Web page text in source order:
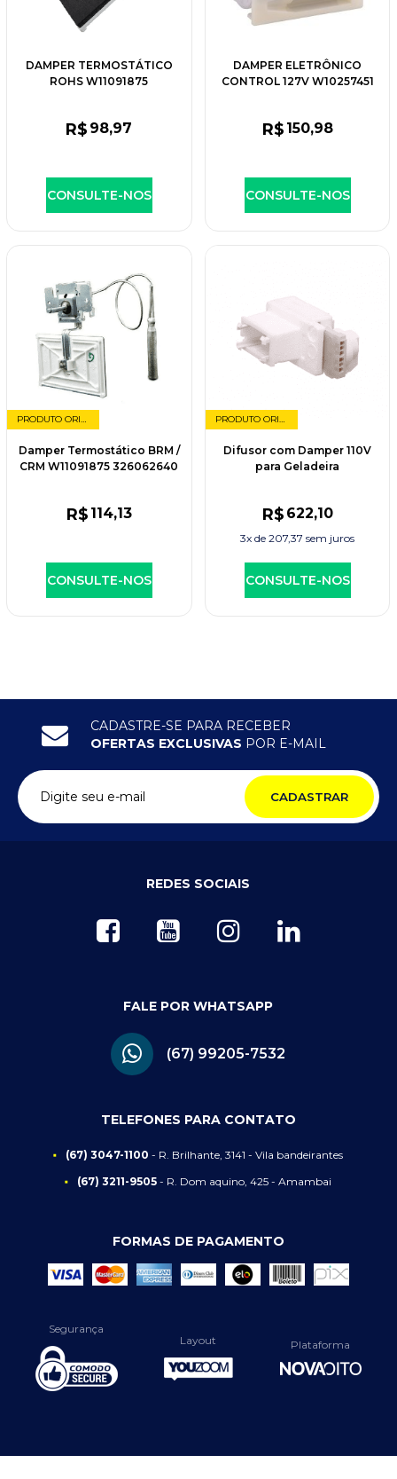
DAMPER TERMOSTÁTICO
ROHS W11091875
R$ 98,97
CONSULTE-NOS
DAMPER ELETRÔNICO
CONTROL 127V W10257451
R$ 150,98
CONSULTE-NOS
PRODUTO ORIGINAL
Damper Termostático BRM /
CRM W11091875 326062640
R$ 114,13
CONSULTE-NOS
PRODUTO ORIGINAL
Difusor com Damper 110V
para Geladeira
R$ 622,10
3x de207,37 sem juros
CONSULTE-NOS
CADASTRE-SE PARA RECEBER
OFERTAS EXCLUSIVAS POR E-MAIL
CADASTRAR
REDES SOCIAIS
FALE POR WHATSAPP
(67) 99205-7532
TELEFONES PARA CONTATO
(67) 3047-1100 - R. Brilhante, 3141 - Vila bandeirantes
(67) 3211-9505 - R. Dom aquino, 425 - Amambai
FORMAS DE PAGAMENTO
Segurança
Layout
Plataforma